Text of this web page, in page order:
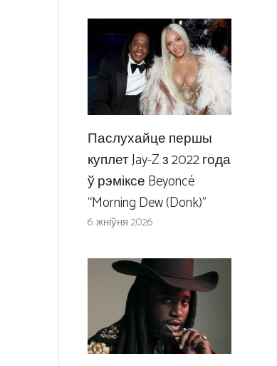
Паслухайце першы
куплет Jay-Z з 2022 года
ў рэміксе Beyoncé
“Morning Dew (Donk)”
6 жніўня 2026